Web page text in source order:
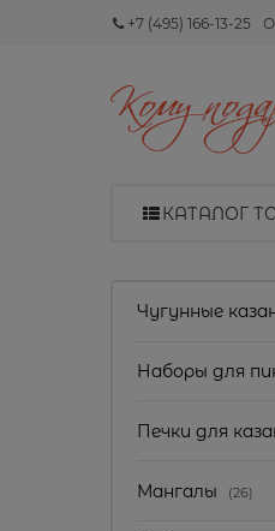
+7 (495) 166-13-25
КАТАЛОГ
Чугунные
Наборы для
Печки для
Мангалы (26)